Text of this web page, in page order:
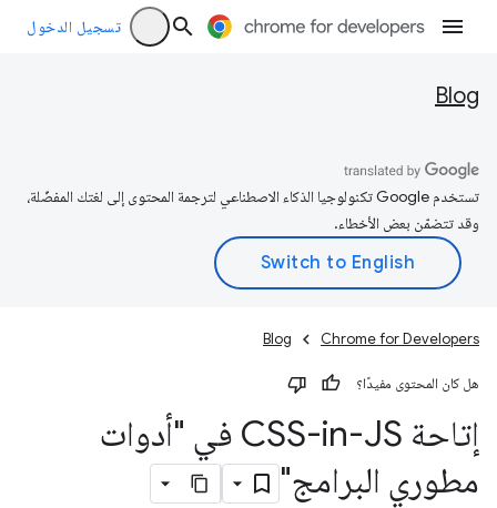
تسجيل الدخول
Blog
تستخدم Google تكنولوجيا الذكاء الاصطناعي لترجمة المحتوى إلى لغتك المفضّلة،
وقد تتضمّن بعض الأخطاء.
Chrome for Developers
Blog
هل كان المحتوى مفيدًا؟
إتاحة CSS-in-JS في "أدوات
مطوري البرامج"